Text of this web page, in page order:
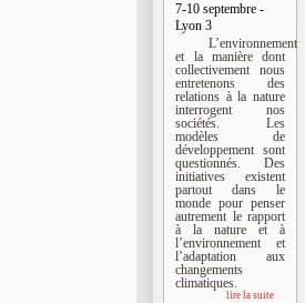
7-10 septembre -
Lyon 3
L’environnement
et la manière dont
collectivement nous
entretenons des
relations à la nature
interrogent nos
sociétés. Les
modèles de
développement sont
questionnés. Des
initiatives existent
partout dans le
monde pour penser
autrement le rapport
à la nature et à
l’environnement et
l’adaptation aux
changements
climatiques.
lire la suite